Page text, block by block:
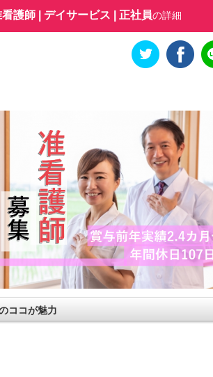
護師 | デイサービス | 正社員の詳細
ココが魅力